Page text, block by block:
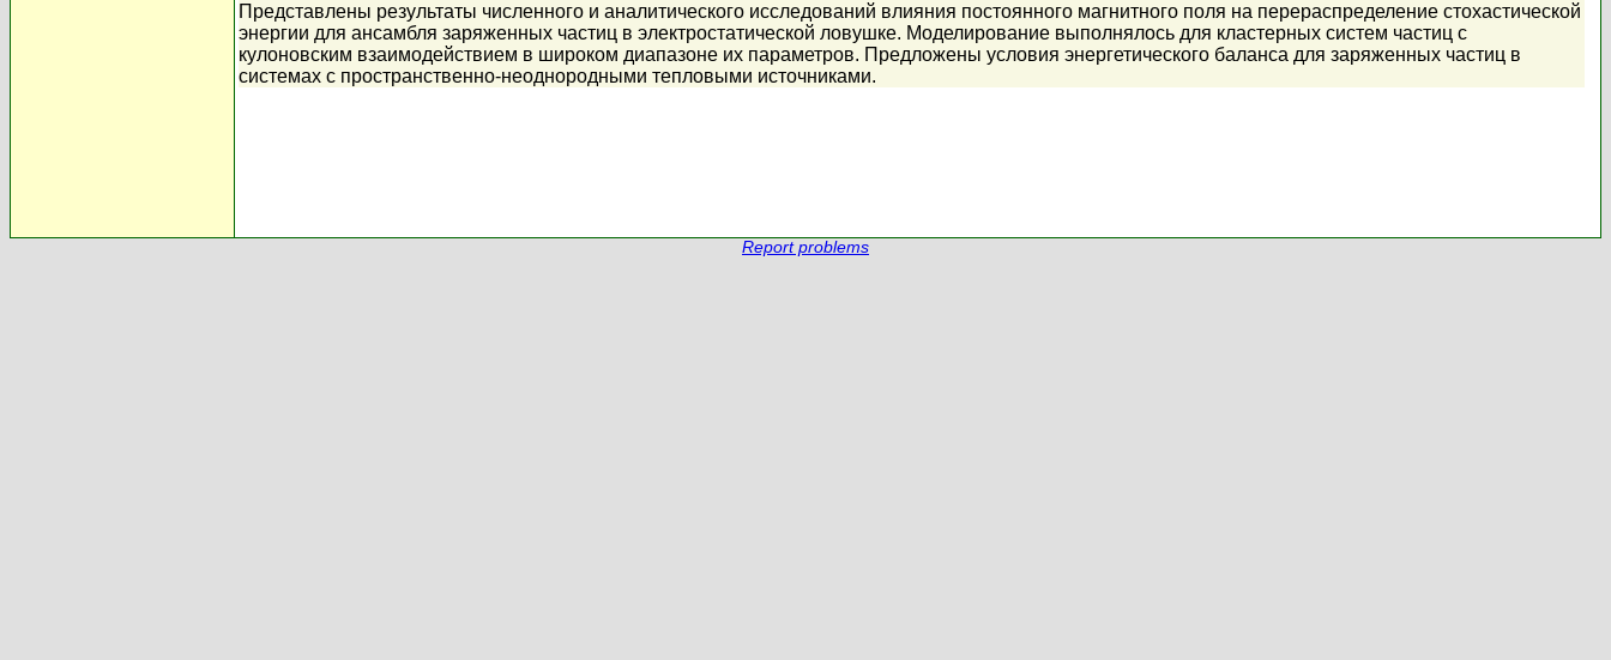
Представлены результаты численного и аналитического исследований влияния постоянного магнитного поля на перераспределение стохастической
энергии для ансамбля заряженных частиц в электростатической ловушке. Моделирование выполнялось для кластерных систем частиц с
кулоновским взаимодействием в широком диапазоне их параметров. Предложены условия энергетического баланса для заряженных частиц в
системах с пространственно-неоднородными тепловыми источниками.
Report problems